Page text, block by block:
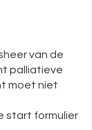
van de
palliatieve
moet niet
start formulier